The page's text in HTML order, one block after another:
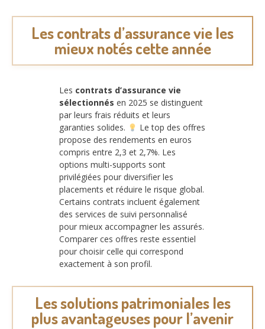
Les contrats d’assurance vie les
mieux notés cette année
Les contrats d’assurance vie
sélectionnés en 2025 se distinguent
par leurs frais réduits et leurs
garanties solides.
Le top des offres
propose des rendements en euros
compris entre 2,3 et 2,7%. Les
options multi-supports sont
privilégiées pour diversifier les
placements et réduire le risque global.
Certains contrats incluent également
des services de suivi personnalisé
pour mieux accompagner les assurés.
Comparer ces offres reste essentiel
pour choisir celle qui correspond
exactement à son profil.
Les solutions patrimoniales les
plus avantageuses pour l’avenir